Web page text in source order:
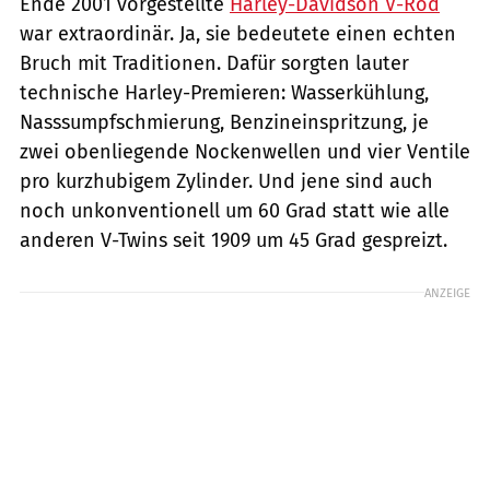
war extraordinär. Ja, sie bedeutete einen echten
Bruch mit Traditionen. Dafür sorgten lauter
technische Harley-Premieren: Wasserkühlung,
Nasssumpfschmierung, Benzineinspritzung, je
zwei obenliegende Nockenwellen und vier Ventile
pro kurzhubigem Zylinder. Und jene sind auch
noch unkonventionell um 60 Grad statt wie alle
anderen V-Twins seit 1909 um 45 Grad gespreizt.
ANZEIGE